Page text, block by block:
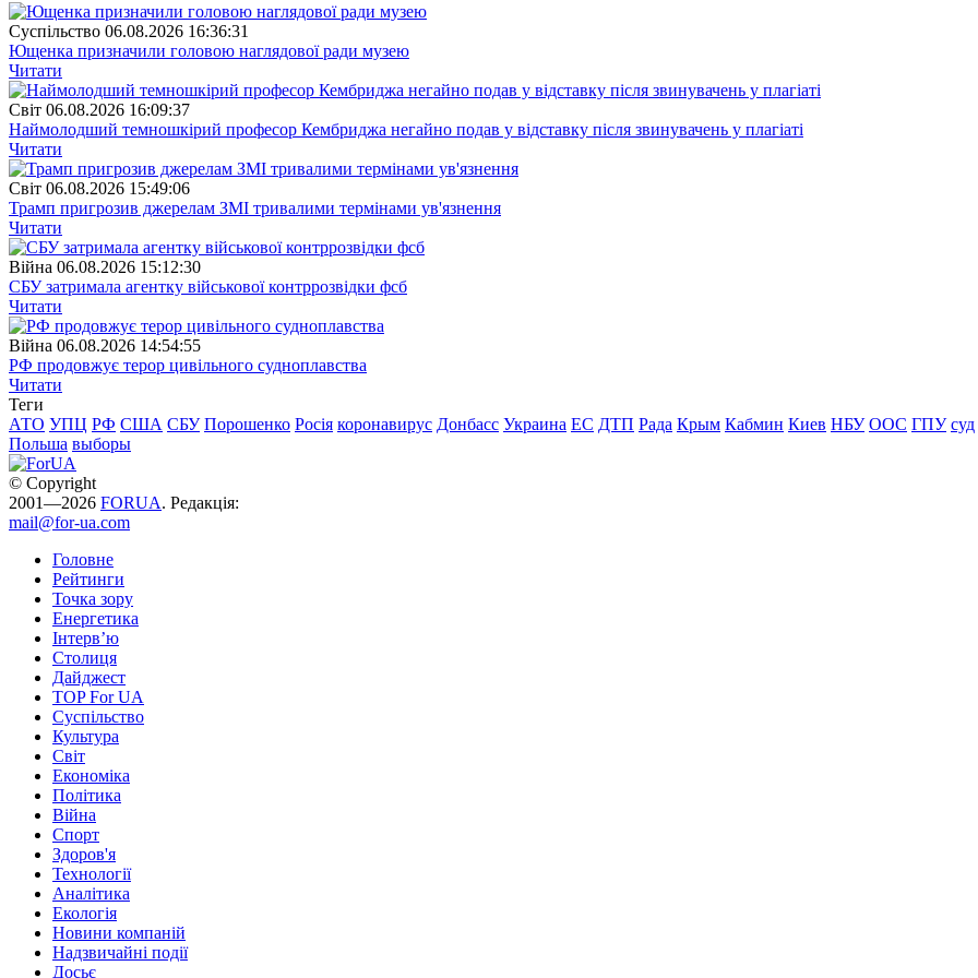
Суспiльство 06.08.2026 16:36:31
Ющенка призначили головою наглядової ради музею
Читати
Свiт 06.08.2026 16:09:37
Наймолодший темношкірий професор Кембриджа негайно подав у відставку після звинувачень у плагіаті
Читати
Свiт 06.08.2026 15:49:06
Трамп пригрозив джерелам ЗМІ тривалими термінами ув'язнення
Читати
Війна 06.08.2026 15:12:30
СБУ затримала агентку військової контррозвідки фсб
Читати
Війна 06.08.2026 14:54:55
РФ продовжує терор цивільного судноплавства
Читати
Теги
АТО УПЦ РФ США СБУ Порошенко Росія коронавирус Донбасс Украина ЕС ДТП Рада Крым Кабмин Киев НБУ ООС ГПУ суд
Польша выборы
© Copyright
2001—2026 FORUA. Редакція:
mail@for-ua.com
Головне
Рейтинги
Точка зору
Енергетика
Інтерв’ю
Столиця
Дайджест
TOP For UA
Суспiльство
Культура
Світ
Економіка
Політика
Війна
Спорт
Здоров'я
Технології
Аналітика
Екологія
Новини компаній
Надзвичайні події
Досьє